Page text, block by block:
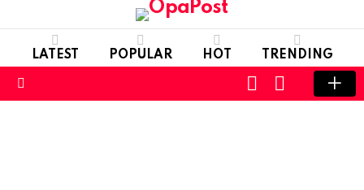
LATEST POPULAR HOT TRENDING
SWITCH
SKIN
LOGIN